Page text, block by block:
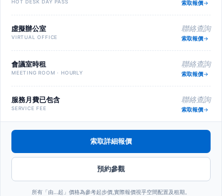
HOT DESK DAY PASS 索取報價
虛擬辦公室
VIRTUAL OFFICE
聯絡查詢
索取報價
會議室時租
MEETING ROOM · HOURLY
聯絡查詢
索取報價
服務月費已包含
SERVICE FEE
聯絡查詢
索取報價
索取詳細報價
預約參觀
所有「由…起」價格為參考起步價,實際報價視乎空間配置及租期。